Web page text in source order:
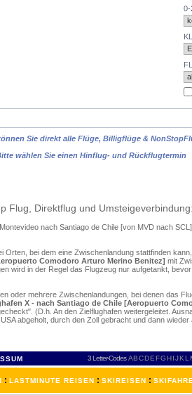
0-
Sie direkt alle Flüge, Billigflüge &
wählen Sie einen Hinflug- und Rückflugtermin
Flug, Direktflug und Umsteigeverbindung:
nach Santiago de Chile [von MVD nach
Orten, bei dem eine Zwischenlandung stattfinden
Comodoro Arturo Merino Benitez] mit
wird in der Regel das Flugzeug nur aufgetankt,
oder mehrere Zwischenlandungen, bei denen das
X - nach Santiago de Chile [Aeropuerto
(D.h. An den Zielflughafen weitergeleitet.
abgeholt, durch den Zoll gebracht und dann wieder
3 Letter-Codes ABCDEFGH IJKL
: LASTMINUTE REISEN : SKIREISEN :